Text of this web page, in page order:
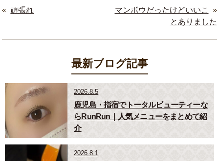
« 頑張れ »
マンボウだったけどいいこ
とありました
最新ブログ記事
2026.8.5
鹿児島・指宿でトータルビューティーな
らRunRun｜人気メニューをまとめて紹
介
2026.8.1